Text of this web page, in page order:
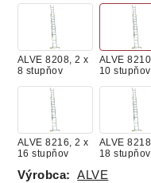
ALVE 8208, 2 x
8 stupňov
ALVE
10 stupňov
ALVE 8216, 2 x
16 stupňov
ALVE
18 stupňov
Výrobca: ALVE